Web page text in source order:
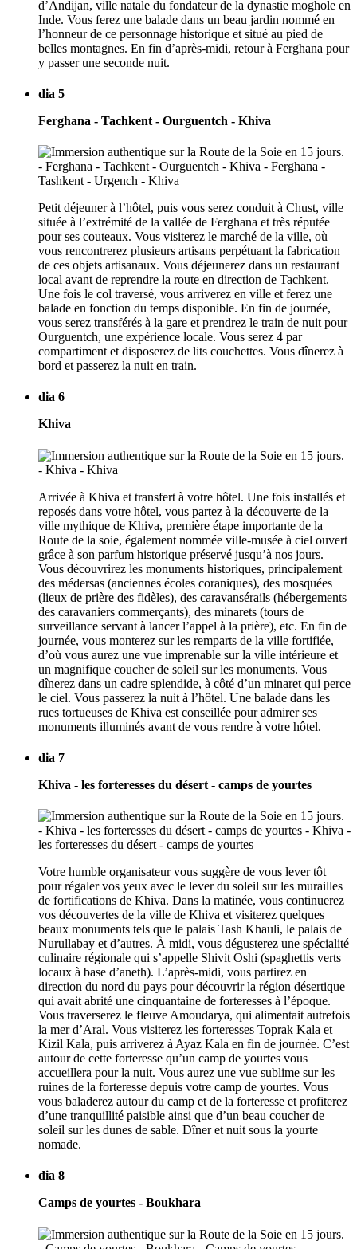
d’Andijan, ville natale du fondateur de la dynastie moghole en
Inde. Vous ferez une balade dans un beau jardin nommé en
l’honneur de ce personnage historique et situé au pied de
belles montagnes. En fin d’après-midi, retour à Ferghana pour
y passer une seconde nuit.
dia 5
Ferghana - Tachkent - Ourguentch - Khiva
Petit déjeuner à l’hôtel, puis vous serez conduit à Chust, ville
située à l’extrémité de la vallée de Ferghana et très réputée
pour ses couteaux. Vous visiterez le marché de la ville, où
vous rencontrerez plusieurs artisans perpétuant la fabrication
de ces objets artisanaux. Vous déjeunerez dans un restaurant
local avant de reprendre la route en direction de Tachkent.
Une fois le col traversé, vous arriverez en ville et ferez une
balade en fonction du temps disponible. En fin de journée,
vous serez transférés à la gare et prendrez le train de nuit pour
Ourguentch, une expérience locale. Vous serez 4 par
compartiment et disposerez de lits couchettes. Vous dînerez à
bord et passerez la nuit en train.
dia 6
Khiva
Arrivée à Khiva et transfert à votre hôtel. Une fois installés et
reposés dans votre hôtel, vous partez à la découverte de la
ville mythique de Khiva, première étape importante de la
Route de la soie, également nommée ville-musée à ciel ouvert
grâce à son parfum historique préservé jusqu’à nos jours.
Vous découvrirez les monuments historiques, principalement
des médersas (anciennes écoles coraniques), des mosquées
(lieux de prière des fidèles), des caravansérails (hébergements
des caravaniers commerçants), des minarets (tours de
surveillance servant à lancer l’appel à la prière), etc. En fin de
journée, vous monterez sur les remparts de la ville fortifiée,
d’où vous aurez une vue imprenable sur la ville intérieure et
un magnifique coucher de soleil sur les monuments. Vous
dînerez dans un cadre splendide, à côté d’un minaret qui perce
le ciel. Vous passerez la nuit à l’hôtel. Une balade dans les
rues tortueuses de Khiva est conseillée pour admirer ses
monuments illuminés avant de vous rendre à votre hôtel.
dia 7
Khiva - les forteresses du désert - camps de yourtes
Votre humble organisateur vous suggère de vous lever tôt
pour régaler vos yeux avec le lever du soleil sur les murailles
de fortifications de Khiva. Dans la matinée, vous continuerez
vos découvertes de la ville de Khiva et visiterez quelques
beaux monuments tels que le palais Tash Khauli, le palais de
Nurullabay et d’autres. À midi, vous dégusterez une spécialité
culinaire régionale qui s’appelle Shivit Oshi (spaghettis verts
locaux à base d’aneth). L’après-midi, vous partirez en
direction du nord du pays pour découvrir la région désertique
qui avait abrité une cinquantaine de forteresses à l’époque.
Vous traverserez le fleuve Amoudarya, qui alimentait autrefois
la mer d’Aral. Vous visiterez les forteresses Toprak Kala et
Kizil Kala, puis arriverez à Ayaz Kala en fin de journée. C’est
autour de cette forteresse qu’un camp de yourtes vous
accueillera pour la nuit. Vous aurez une vue sublime sur les
ruines de la forteresse depuis votre camp de yourtes. Vous
vous baladerez autour du camp et de la forteresse et profiterez
d’une tranquillité paisible ainsi que d’un beau coucher de
soleil sur les dunes de sable. Dîner et nuit sous la yourte
nomade.
dia 8
Camps de yourtes - Boukhara